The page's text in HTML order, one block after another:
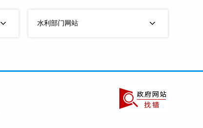
水利部门网站